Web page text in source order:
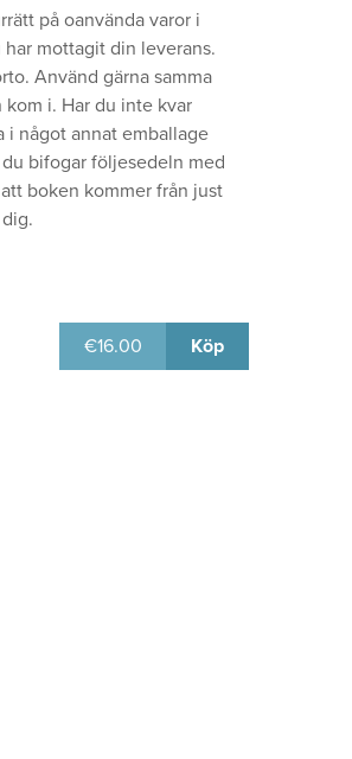
på oanvända varor i
mottagit din leverans.
Använd gärna samma
i. Har du inte kvar
i något annat emballage
bifogar följesedeln med
boken kommer från just
dig.
€16.00 Köp